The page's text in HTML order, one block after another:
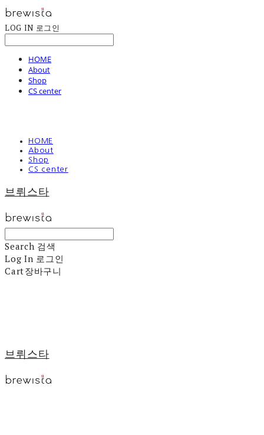
LOG IN 로그인
HOME
About
Shop
CS center
HOME
About
Shop
CS center
브뤼스타
Search 검색
Log In 로그인
Cart장바구니
브뤼스타